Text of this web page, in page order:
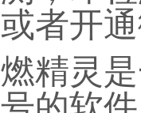
或者开
燃精灵